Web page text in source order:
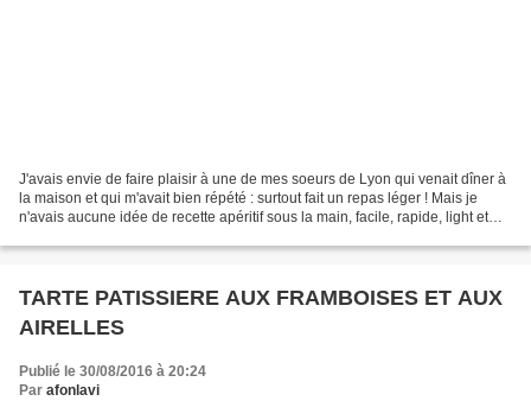
J'avais envie de faire plaisir à une de mes soeurs de Lyon qui venait dîner à
la maison et qui m'avait bien répété : surtout fait un repas léger ! Mais je
n'avais aucune idée de recette apéritif sous la main, facile, rapide, light et
TARTE PATISSIERE AUX FRAMBOISES ET AUX
AIRELLES
Publié le 30/08/2016 à 20:24
Par afonlavi